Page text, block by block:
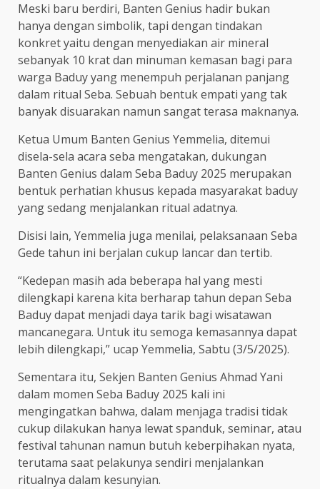
Meski baru berdiri, Banten Genius hadir bukan
hanya dengan simbolik, tapi dengan tindakan
konkret yaitu dengan menyediakan air mineral
sebanyak 10 krat dan minuman kemasan bagi para
warga Baduy yang menempuh perjalanan panjang
dalam ritual Seba. Sebuah bentuk empati yang tak
banyak disuarakan namun sangat terasa maknanya.
Ketua Umum Banten Genius Yemmelia, ditemui
disela-sela acara seba mengatakan, dukungan
Banten Genius dalam Seba Baduy 2025 merupakan
bentuk perhatian khusus kepada masyarakat baduy
yang sedang menjalankan ritual adatnya.
Disisi lain, Yemmelia juga menilai, pelaksanaan Seba
Gede tahun ini berjalan cukup lancar dan tertib.
“Kedepan masih ada beberapa hal yang mesti
dilengkapi karena kita berharap tahun depan Seba
Baduy dapat menjadi daya tarik bagi wisatawan
mancanegara. Untuk itu semoga kemasannya dapat
lebih dilengkapi,” ucap Yemmelia, Sabtu (3/5/2025).
Sementara itu, Sekjen Banten Genius Ahmad Yani
dalam momen Seba Baduy 2025 kali ini
mengingatkan bahwa, dalam menjaga tradisi tidak
cukup dilakukan hanya lewat spanduk, seminar, atau
festival tahunan namun butuh keberpihakan nyata,
terutama saat pelakunya sendiri menjalankan
ritualnya dalam kesunyian.